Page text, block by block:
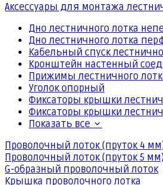
Аксессуары для монтажа
Дно лестничного лотка
Дно лестничного лотка
Кабельный спуск
Кронштейн настенный
Прижимы лестничного
Уголок опорный
Фиксаторы крышки
Фиксаторы крышки
Показать все
Проволочный лоток (пруток 4
Проволочный лоток (пруток 5 мм)
G-образный проволочный лоток
Крышка проволочного лотка